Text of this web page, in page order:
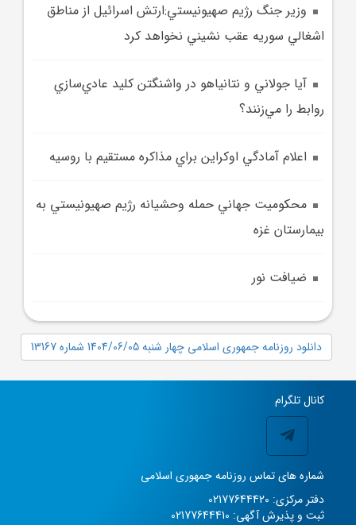
وزير جنگ رژيم صهيونيستي:ارتش اسرائيل از مناطق
اشغالي سوريه عقب نشيني نخواهد کرد
آيا جولاني و نتانياهو در واشنگتن کليد عادي‌سازي
روابط را مي‌زنند؟
اعلام آمادگي اوکراين براي مذاکره مستقيم با روسيه
محکوميت جهاني حمله وحشيانه رژيم صهيونيستي به
بيمارستان غزه
ضيافت نور
دانلود روزنامه جمهوری اسلامی چهار شنبه 1404/06/05 شماره 13167
کانال تلگرام
شماره های تماس روزنامه جمهوری اسلامی
دفتر مرکزی: 02177644420
ثبت و پذیرش آگهی: 02177644410